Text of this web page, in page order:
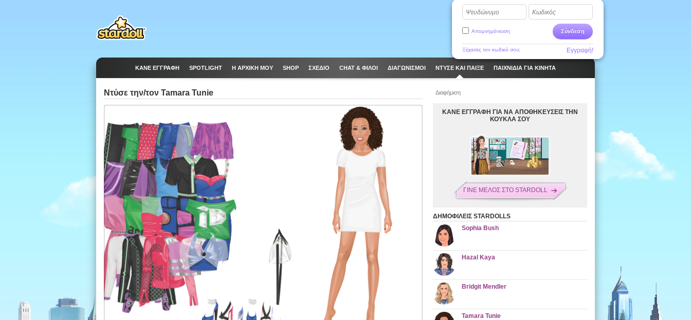
Ψευδώνυμο Κωδικός
Σύνδεση
Απομνημόνευση
Ξέχασες τον κωδικό σου; Εγγραφή!
ΚΆΝΕ ΕΓΓΡΑΦΉ SPOTLIGHT Η ΑΡΧΙΚΗ ΜΟΥ SHOP ΣΧΈΔΙΟ CHAT & ΦΙΛΟΙ ΔΙΑΓΩΝΙΣΜΟΊ ΝΤΥΣΕ ΚΑΙ ΠΑΙΞΕ ΠΑΙΧΝΊΔΙΑ ΓΙΑ ΚΙΝΗΤΆ
Ντύσε την/τον Tamara Tunie Διαφήμιση
ΚΑΝΕ ΕΓΓΡΑΦΗ ΓΙΑ ΝΑ ΑΠΟΘΗΚΕΥΣΕΙΣ ΤΗΝ
ΚΟΥΚΛΑ ΣΟΥ
ΓΙΝΕ ΜΕΛΟΣ ΣΤΟ STARDOLL
ΔΗΜΟΦΙΛΕΙΣ STARDOLLS
Sophia Bush
Hazal Kaya
Bridgit Mendler
Tamara Tunie